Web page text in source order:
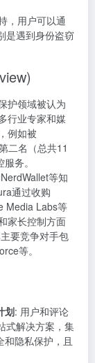
，用户可以通
是遇到身份盗窃
护领域被认为
行业专家和媒
例如被
二名（总共11
务。
等知
通过收购
Media Labs等
家长控制方面
要竞争对手包
等。
划: 用户和评论
式解决方案，集
和隐私保护，且